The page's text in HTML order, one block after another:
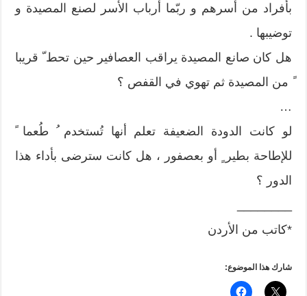
بأفراد من أسرهم و ربّما أرباب الأسر لصنع المصيدة و
توضيبها .
هل كان صانع المصيدة يراقب العصافير حين تحط ّ قريبا
ً من المصيدة ثم تهوي في القفص ؟
…
لو كانت الدودة الضعيفة تعلم أنها تُستخدم ُ طُعما ً
للإطاحة بطير ٍ أو بعصفور ، هل كانت سترضى بأداء هذا
الدور ؟
*كاتب من الأردن
شارك هذا الموضوع: